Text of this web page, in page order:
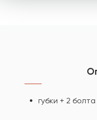
губки + 2 болта